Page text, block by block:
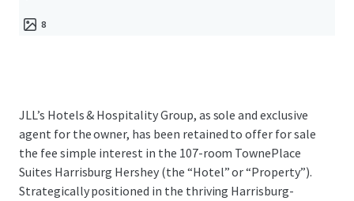
8
JLL’s Hotels & Hospitality Group, as sole and exclusive
agent for the owner, has been retained to offer for sale
the fee simple interest in the 107-room TownePlace
Suites Harrisburg Hershey (the “Hotel” or “Property”).
Strategically positioned in the thriving Harrisburg-